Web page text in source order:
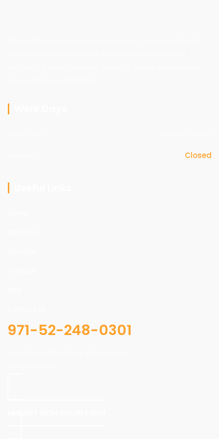
Closed
971-52-248-0301